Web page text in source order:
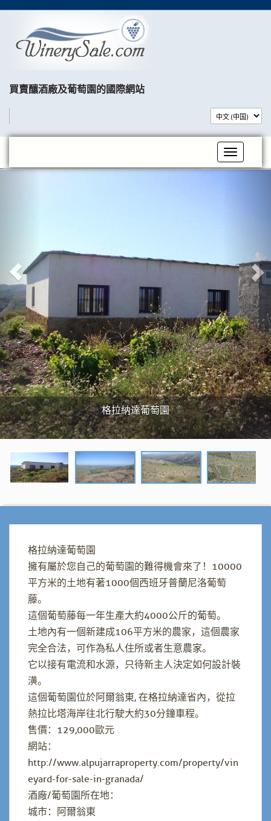
買賣釀酒廠及葡萄園的國際網站​
Toggle
格拉納達葡萄園
P
o
u
s
N
格拉納達葡萄園
擁有屬於您自己的葡萄園的難得機會來了！10000
平方米的土地有著1000個西班牙普蘭尼洛葡萄
藤。
這個葡萄藤每一年生產大約4000公斤的葡萄。
土地內有一個新建成106平方米的農家，這個農家
完全合法，可作為私人住所或者生意農家。
它以接有電流和水源，只待新主人決定如何設計裝
潢。
這個葡萄園位於阿爾翁東, 在格拉納達省內，從拉
熱拉比塔海岸往北行駛大約30分鐘車程。
售價：129,000歐元
網站：
http://www.alpujarraproperty.com/property/vin
eyard-for-sale-in-granada/
酒廠/葡萄園所在地：
城市：阿爾翁東